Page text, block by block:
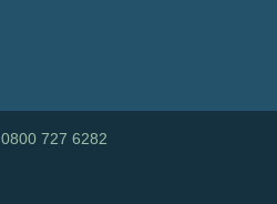
0800 727 6282